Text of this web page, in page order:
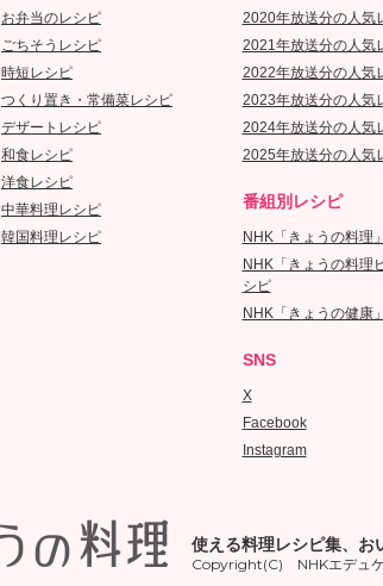
お弁当のレシピ
ごちそうレシピ
時短レシピ
つくり置き・常備菜レシピ
デザートレシピ
和食レシピ
洋食レシピ
中華料理レシピ
韓国料理レシピ
2020年放送分の人気
2021年放送分の人気
2022年放送分の人気
2023年放送分の人気
2024年放送分の人気
2025年放送分の人気
番組別レシピ
NHK「きょうの料理
NHK「きょうの料理
シピ
NHK「きょうの健康
SNS
X
Facebook
Instagram
使える料理レシピ集、お
Copyright(C) NHKエデュケ